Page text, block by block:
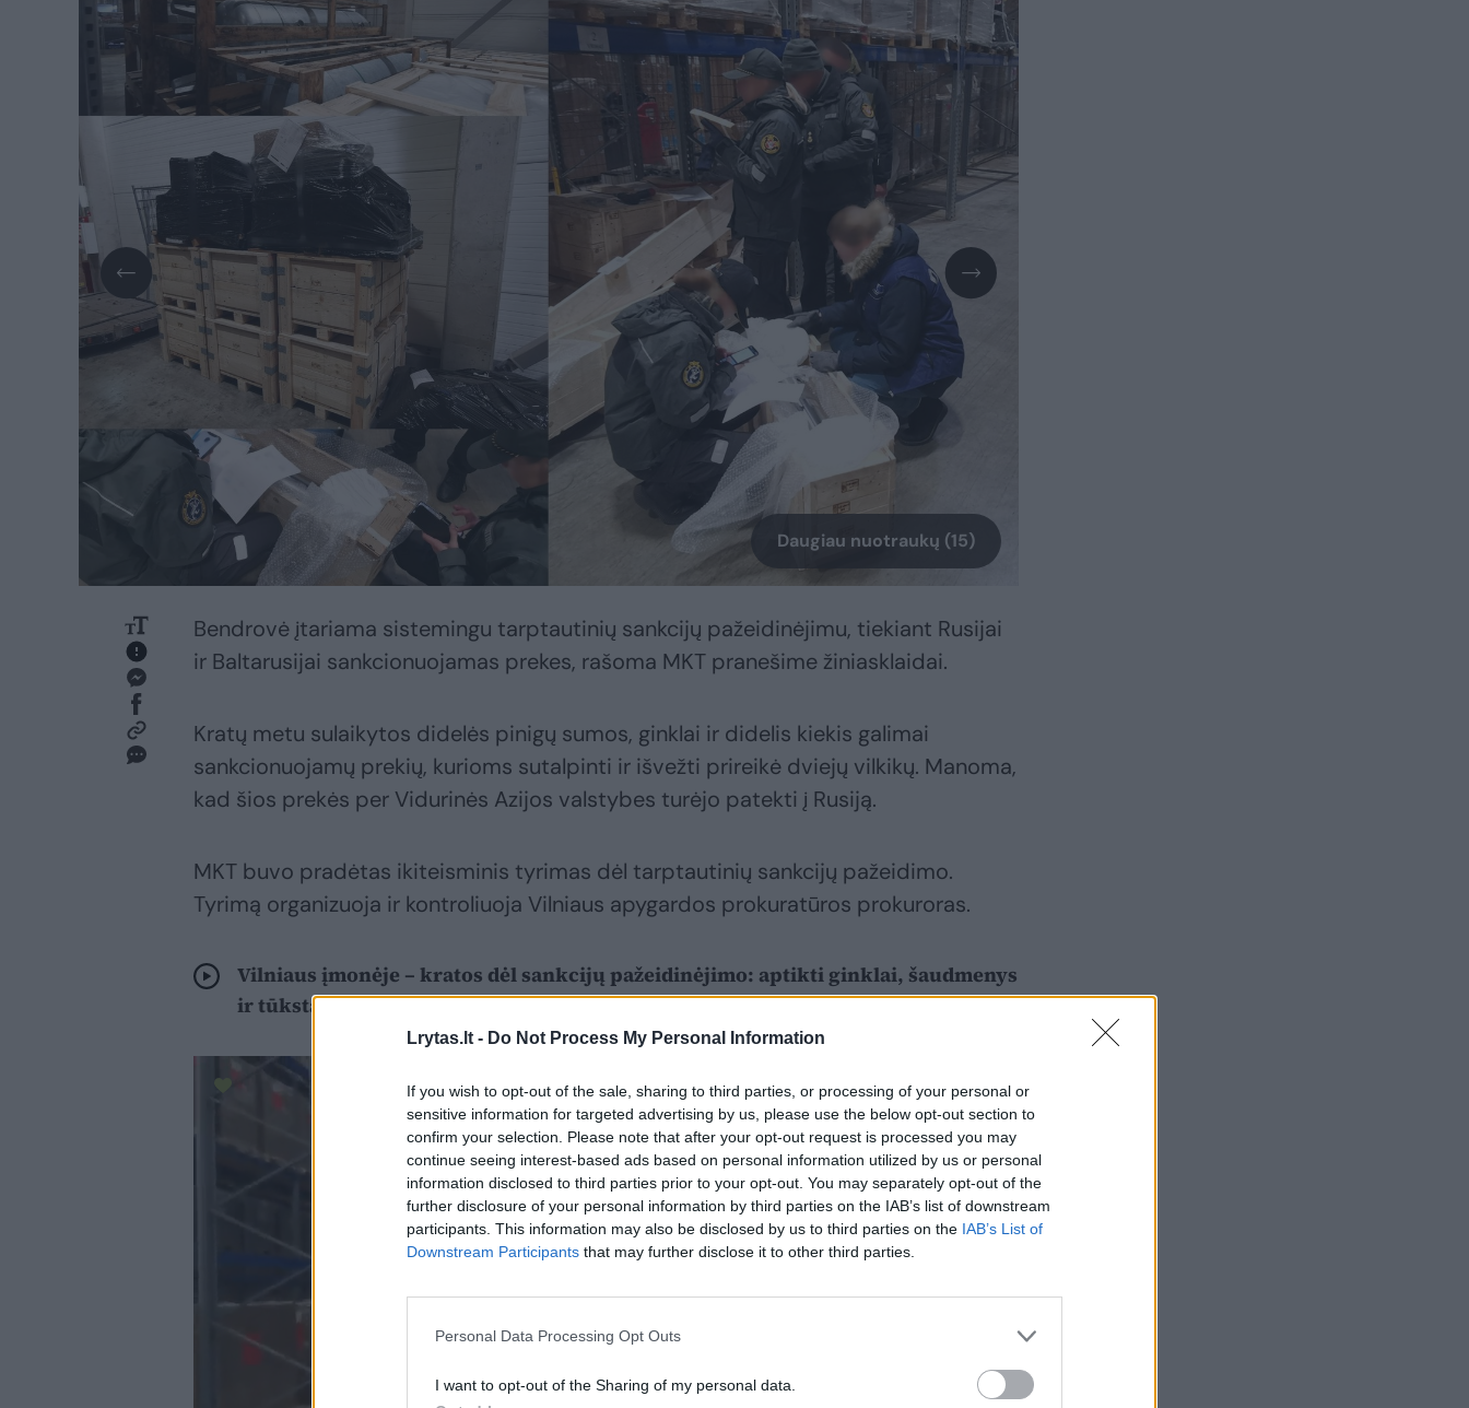
Lrytas.lt - Do Not Process My Personal Information
If you wish to opt-out of the sale, sharing to third parties, or processing of your personal or
sensitive information for targeted advertising by us, please use the below opt-out section to
confirm your selection. Please note that after your opt-out request is processed you may
continue seeing interest-based ads based on personal information utilized by us or personal
information disclosed to third parties prior to your opt-out. You may separately opt-out of the
further disclosure of your personal information by third parties on the IAB’s list of downstream
participants. This information may also be disclosed by us to third parties on the IAB’s List of
Downstream Participants that may further disclose it to other third parties.
Personal Data Processing Opt Outs
I want to opt-out of the Sharing of my personal data.
Daugiau nuotraukų (15)
Bendrovė įtariama sistemingu tarptautinių sankcijų pažeidinėjimu, tiekiant Rusijai
ir Baltarusijai sankcionuojamas prekes, rašoma MKT pranešime žiniasklaidai.
Kratų metu sulaikytos didelės pinigų sumos, ginklai ir didelis kiekis galimai
sankcionuojamų prekių, kurioms sutalpinti ir išvežti prireikė dviejų vilkikų. Manoma,
kad šios prekės per Vidurinės Azijos valstybes turėjo patekti į Rusiją.
MKT buvo pradėtas ikiteisminis tyrimas dėl tarptautinių sankcijų pažeidimo.
Tyrimą organizuoja ir kontroliuoja Vilniaus apygardos prokuratūros prokuroras.
Vilniaus įmonėje – kratos dėl sankcijų pažeidinėjimo: aptikti ginklai, šaudmenys
ir tūkstančiai grynųjų